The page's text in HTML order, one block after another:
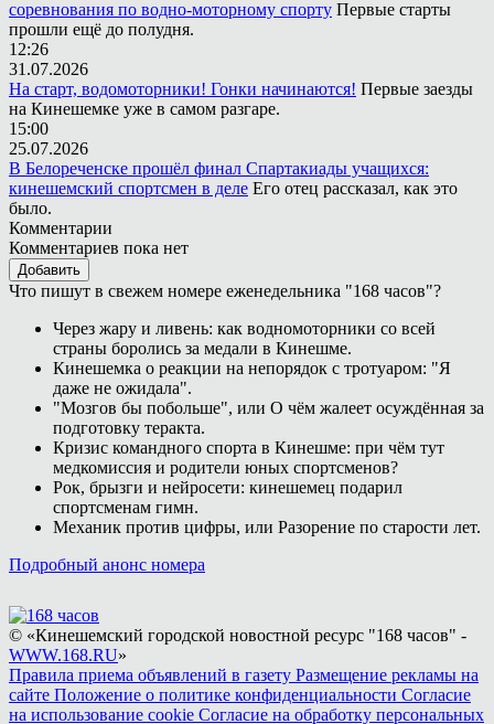
соревнования по водно-моторному спорту Первые старты
прошли ещё до полудня.
12:26
31.07.2026
На старт, водомоторники! Гонки начинаются! Первые заезды
на Кинешемке уже в самом разгаре.
15:00
25.07.2026
В Белореченске прошёл финал Спартакиады учащихся:
кинешемский спортсмен в деле Его отец рассказал, как это
было.
Комментарии
Комментариев пока нет
Добавить
Что пишут в свежем номере еженедельника "168 часов"?
Через жару и ливень: как водномоторники со всей
страны боролись за медали в Кинешме.
Кинешемка о реакции на непорядок с тротуаром: "Я
даже не ожидала".
"Мозгов бы побольше", или О чём жалеет осуждённая за
подготовку теракта.
Кризис командного спорта в Кинешме: при чём тут
медкомиссия и родители юных спортсменов?
Рок, брызги и нейросети: кинешемец подарил
спортсменам гимн.
Механик против цифры, или Разорение по старости лет.
Подробный анонс номера
© «Кинешемский городской новостной ресурс "168 часов" -
WWW.168.RU»
Правила приема объявлений в газету Размещение рекламы на
сайте Положение о политике конфиденциальности Согласие
на использование cookie Согласие на обработку персональных